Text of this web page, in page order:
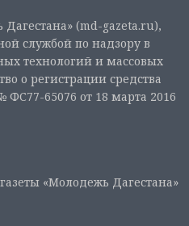
(md-gazeta.ru),
службой по надзору в
технологий и массовых
о регистрации средства
65076 от 18 марта 2016
«Молодежь Дагестана»